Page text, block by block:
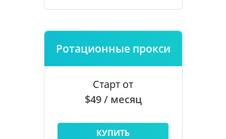
Ротационные прокси
Старт от
$49 / месяц
КУПИТЬ